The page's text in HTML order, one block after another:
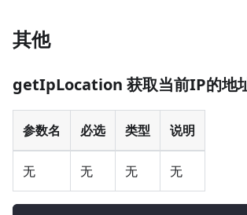
其他
getIpLocation 获取当前IP的地
参数名 必选 类型 说明
无 无 无 无